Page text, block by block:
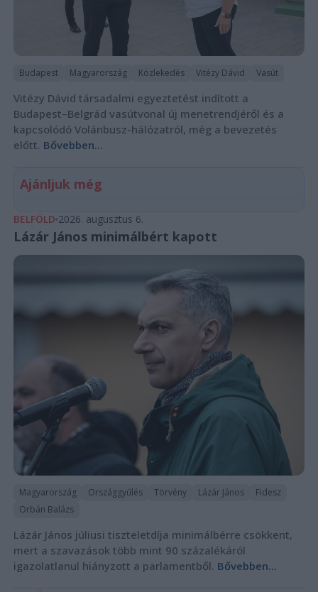
Budapest Magyarország Közlekedés Vitézy Dávid Vasút
Vitézy Dávid társadalmi egyeztetést indított a
Budapest–Belgrád vasútvonal új menetrendjéről és a
kapcsolódó Volánbusz-hálózatról, még a bevezetés
előtt. Bővebben...
Ajánljuk még
BELFÖLD 2026. augusztus 6.
Lázár János minimálbért kapott
Magyarország Országgyűlés Törvény Lázár János
Fidesz
Orbán Balázs
Lázár János júliusi tiszteletdíja minimálbérre csökkent,
mert a szavazások több mint 90 százalékáról
igazolatlanul hiányzott a parlamentből. Bővebben...